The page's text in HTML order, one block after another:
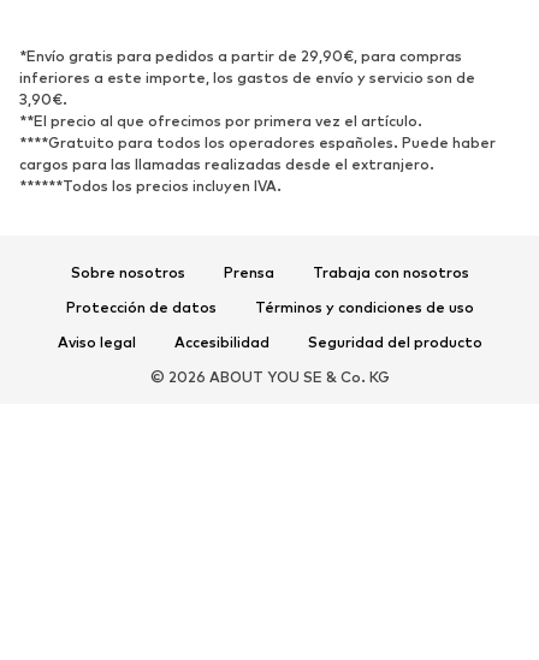
Zapatos bajos
Zapatos deportivos
Zapatos abiertos
DEPORTE
Ropa deportiva
Disciplinas deportivas
Complementos deportivos
COMPLEMENTOS
*Envío gratis para pedidos a partir de 29,90€, para compras
inferiores a este importe, los gastos de envío y servicio son de
3,90€.
**El precio al que ofrecimos por primera vez el artículo.
****Gratuito para todos los operadores españoles. Puede haber
cargos para las llamadas realizadas desde el extranjero.
******Todos los precios incluyen IVA.
Sobre nosotros Prensa
Trabaja con nosotros
Protección de datos
Términos y condiciones de uso
Aviso legal
Accesibilidad
Seguridad del producto
© 2026 ABOUT YOU SE & Co. KG